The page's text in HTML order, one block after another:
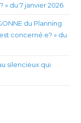
» du 7 janvier 2026
du Planning
concerné.e? » du
silencieux qui